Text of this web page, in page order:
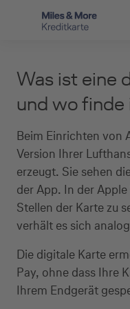
Direkt zur
Selbstständige
Service
Schritt für Schritt zur
Kreditkarte empfehlen
Kreditkarten-Banking
Was ist eine
und wo finde
Beim Einrichten von
Version Ihrer
erzeugt. Sie sehen
der App. In der
Stellen der Karte zu
verhält es sich
Die digitale Karte
Pay, ohne dass Ihre
Ihrem Endgerät